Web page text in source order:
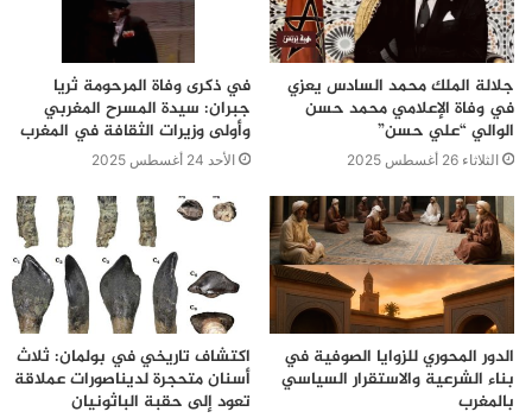
جلالة الملك محمد السادس يعزي
في وفاة الإعلامي محمد حسن
الوالي “علي حسن”
الثلاثاء 26 أغسطس 2025
في ذكرى وفاة المرحومة ثريا
جبران: سيدة المسرح المغربي
وأولى وزيرات الثقافة في المغرب
الأحد 24 أغسطس 2025
الدور المحوري للزوايا الصوفية في
بناء الشرعية والاستقرار السياسي
بالمغرب
اكتشاف تاريخي في بولمان: ثلاث
أسنان متحجرة لديناصورات عملاقة
تعود إلى حقبة الباثونيان